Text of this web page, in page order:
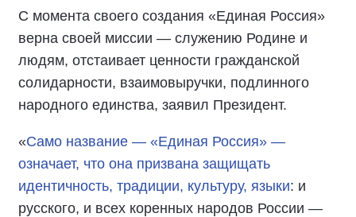
С момента своего создания «Единая Россия»
верна своей миссии — служению Родине и
людям, отстаивает ценности гражданской
солидарности, взаимовыручки, подлинного
народного единства, заявил Президент.
«Само название — «Единая Россия» —
означает, что она призвана защищать
идентичность, традиции, культуру, языки: и
русского, и всех коренных народов России —